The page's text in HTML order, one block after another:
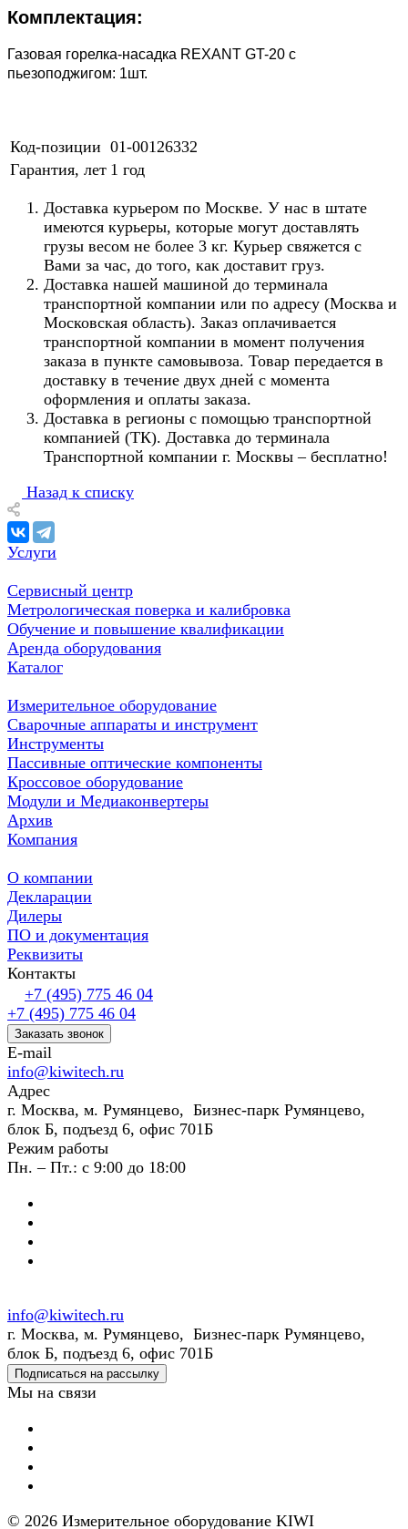
Комплектация:
Газовая горелка-насадка REXANT GT-20 с
пьезоподжигом: 1шт.
Код-позиции 01-00126332
Гарантия, лет 1 год
Доставка курьером по Москве. У нас в штате
имеются курьеры, которые могут доставлять
грузы весом не более 3 кг. Курьер свяжется с
Вами за час, до того, как доставит груз.
Доставка нашей машиной до терминала
транспортной компании или по адресу (Москва и
Московская область). Заказ оплачивается
транспортной компании в момент получения
заказа в пункте самовывоза. Товар передается в
доставку в течение двух дней с момента
оформления и оплаты заказа.
Доставка в регионы с помощью транспортной
компанией (ТК). Доставка до терминала
Транспортной компании г. Москвы – бесплатно!
Назад к списку
Услуги
Сервисный центр
Метрологическая поверка и калибровка
Обучение и повышение квалификации
Аренда оборудования
Каталог
Измерительное оборудование
Сварочные аппараты и инструмент
Инструменты
Пассивные оптические компоненты
Кроссовое оборудование
Модули и Медиаконвертеры
Архив
Компания
О компании
Декларации
Дилеры
ПО и документация
Реквизиты
Контакты
+7 (495) 775 46 04
+7 (495) 775 46 04
Заказать звонок
E-mail
info@kiwitech.ru
Адрес
г. Москва, м. Румянцево, Бизнес-парк Румянцево,
блок Б, подъезд 6, офис 701Б
Режим работы
Пн. – Пт.: с 9:00 до 18:00
info@kiwitech.ru
г. Москва, м. Румянцево, Бизнес-парк Румянцево,
блок Б, подъезд 6, офис 701Б
Подписаться на рассылку
Мы на связи
© 2026 Измерительное оборудование KIWI